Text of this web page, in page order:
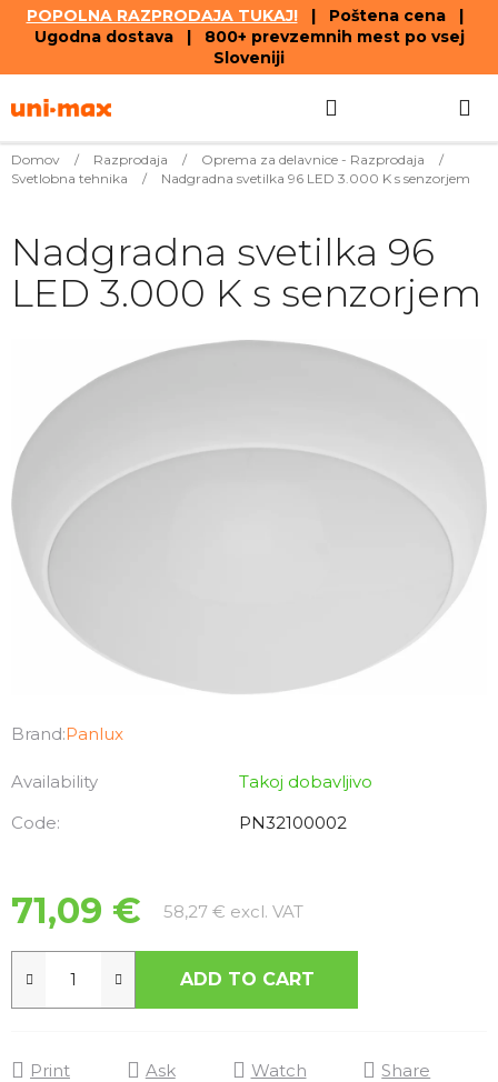
POPOLNA RAZPRODAJA TUKAJ!| Poštena cena |
Ugodna dostava | 800+ prevzemnih mest po vsej
Sloveniji
to
Domov / Razprodaja / Oprema za delavnice - Razprodaja
/
Svetlobna tehnika
/ Nadgradna svetilka 96 LED 3.000 K s senzorjem
Brand:Panlux
Availability
Takoj dobavljivo
Code:
PN32100002
71,09 € 58,27 € excl. VATMeasure price:
ADD TO CART
Print Ask Watch Share
Nadgradna svetilka 96
LED 3.000 K s senzorjem